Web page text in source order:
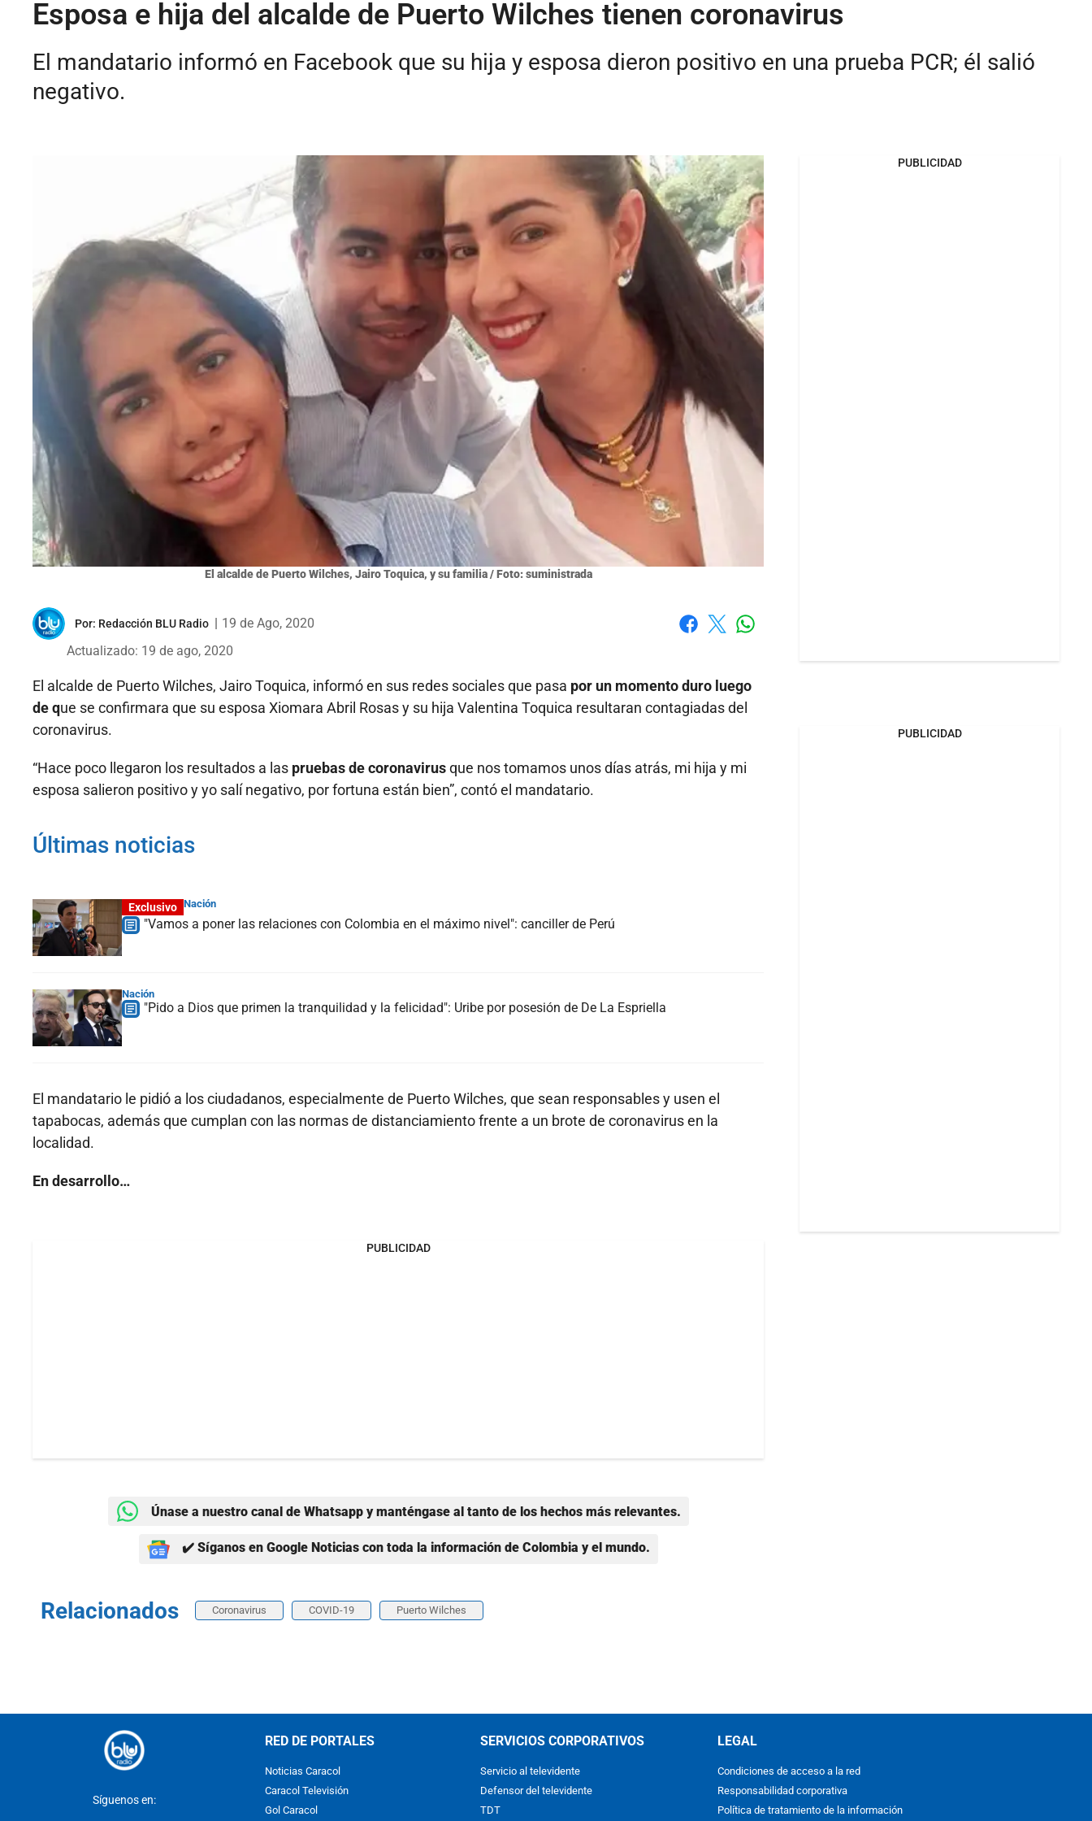
Esposa e hija del alcalde de Puerto Wilches tienen coronavirus
El mandatario informó en Facebook que su hija y esposa dieron positivo en una prueba PCR; él salió
negativo.
El alcalde de Puerto Wilches, Jairo Toquica, y su familia / Foto: suministrada
Por: Redacción BLU Radio
19 de Ago, 2020
Actualizado: 19 de ago, 2020
El alcalde de Puerto Wilches, Jairo Toquica, informó en sus redes sociales que pasa por un momento duro luego
de que se confirmara que su esposa Xiomara Abril Rosas y su hija Valentina Toquica resultaran contagiadas del
coronavirus.
“Hace poco llegaron los resultados a las pruebas de coronavirusque nos tomamos unos días atrás, mi hija y mi
esposa salieron positivo y yo salí negativo, por fortuna están bien”, contó el mandatario.
Últimas noticias
Exclusivo Nación
"Vamos a poner las relaciones con Colombia en el máximo nivel": canciller de Perú
Nación
"Pido a Dios que primen la tranquilidad y la felicidad": Uribe por posesión de De La Espriella
El mandatario le pidió a los ciudadanos, especialmente de Puerto Wilches, que sean responsables y usen el
tapabocas, además que cumplan con las normas de distanciamiento frente a un brote de coronavirus en la
localidad.
En desarrollo…
PUBLICIDAD
Únase a nuestro canal de Whatsapp y manténgase al tanto de los hechos más relevantes.
✔️ Síganos en Google Noticias con toda la información de Colombia y el mundo.
Relacionados Coronavirus COVID-19 Puerto Wilches
PUBLICIDAD
PUBLICIDAD
Síguenos en:
RED DE PORTALES
Noticias Caracol
Caracol Televisión
Gol Caracol
SERVICIOS CORPORATIVOS
Servicio al televidente
Defensor del televidente
TDT
LEGAL
Condiciones de acceso a la red
Responsabilidad corporativa
Política de tratamiento de la información